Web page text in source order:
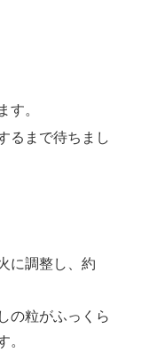
す。
るまで待ちまし
に調整し、約
の粒がふっくら
。